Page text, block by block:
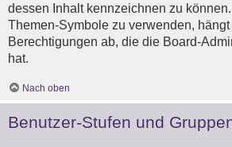
dessen Inhalt kennzeichnen zu
Themen-Symbole zu verwenden,
Berechtigungen ab, die die Board-
hat.
Nach oben
Benutzer-Stufen und